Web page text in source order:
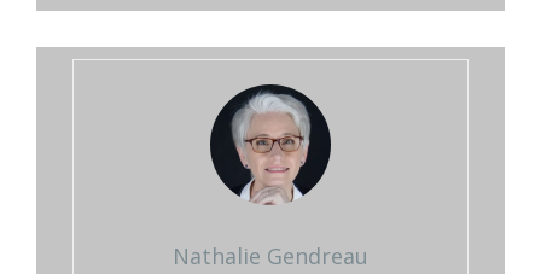
Nathalie Gendreau